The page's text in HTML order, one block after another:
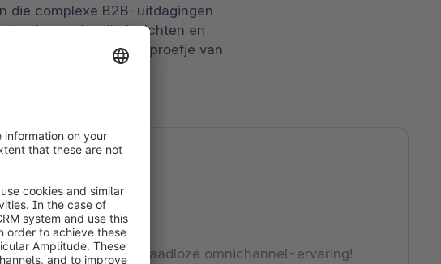
die complexe B2B-uitdagingen
waardevolle inzichten en
Hier alvast een voorproefje van
Commerce
op 2025 met een naadloze omnichannel-ervaring!